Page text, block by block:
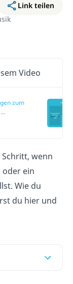
Link teilen
Video
zum
wenn
oder ein
Wie du
du hier und